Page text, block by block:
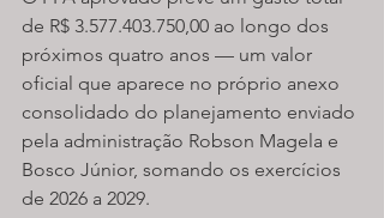
de R$ 3.577.403.750,00 ao longo dos
próximos quatro anos — um valor
oficial que aparece no próprio anexo
consolidado do planejamento enviado
pela administração Robson Magela e
Bosco Júnior, somando os exercícios
de 2026 a 2029.